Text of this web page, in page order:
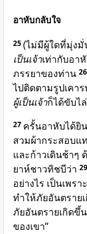
อาหับกลับใจ
25(ไม่มีผู้ใดที่มุ่งมั่
เป็นเจ้าเท่ากับอา
ภรรยาของท่าน 26
ไปติดตามรูปเคา
ผู้เป็นเจ้าก็ได้ขับไ
27 ครั้นอาหับได้ยิ
สวมผ้ากระสอบแ
และก้าวเดินช้าๆ
ยาห์ชาวทิชบีว่า 29
อย่างไร เป็นเพร
ทำให้ภัยอันตราย
ภัยอันตรายเกิดขึ้
ของเขา”